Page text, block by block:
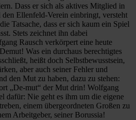
Dass er sich als aktives Mitglied in
den Ellenfeld-Verein einbringt, versteht
Tatsache, dass er sich kaum ein Spiel
Stets zeichnet ihn dabei
Rausch verkörpert eine heute
Was ein durchaus berechtigtes
heißt doch Selbstbewusstsein,
aber auch seiner Fehler und
den Mut zu haben, dazu zu stehen:
„De-mut“ der Mut drin! Wolfgang
dafür: Nie geht es ihm um die eigene
einem übergeordneten Großen zu
Arbeitgeber, seiner Borussia!